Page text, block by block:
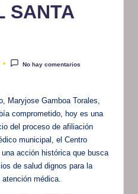
SANTA
No hay comentarios
Maryjose Gamboa Torales,
comprometido, hoy es una
del proceso de afiliación
municipal, el Centro
acción histórica que busca
de salud dignos para la
médica.